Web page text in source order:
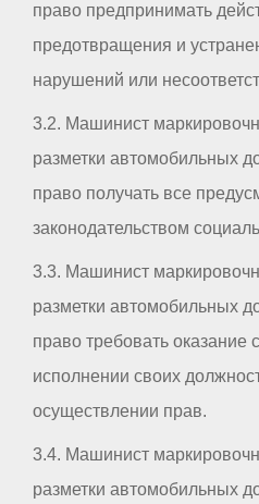
право предпринимать
предотвращения и
нарушений или
3.2. Машинист
разметки автомобильных
право получать все
законодательством
3.3. Машинист
разметки автомобильных
право требовать оказание
исполнении своих
осуществлении прав.
3.4. Машинист
разметки автомобильных